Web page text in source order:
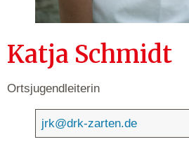
Katja Schmidt
Ortsjugendleiterin
jrk@drk-zarten.de